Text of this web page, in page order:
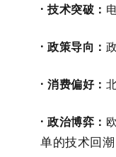
· 技术突破 ：
· 政策导向 ：
· 消费偏好：
· 政治博弈 ：
单的技术回